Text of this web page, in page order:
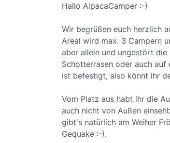
Hallo AlpacaCamper :-)
Wir begrüßen euch herzlich
Areal wird max. 3 Campern
aber allein und ungestört
Schotterrasen oder auch
ist befestigt, also könnt ihr
Vom Platz aus habt ihr die
auch nicht von Außen
gibt's natürlich am Weiher
Gequake :-).